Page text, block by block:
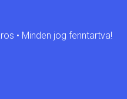
• Minden jog fenntartva!